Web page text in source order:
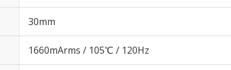
30mm
1660mArms / 105℃ / 120Hz